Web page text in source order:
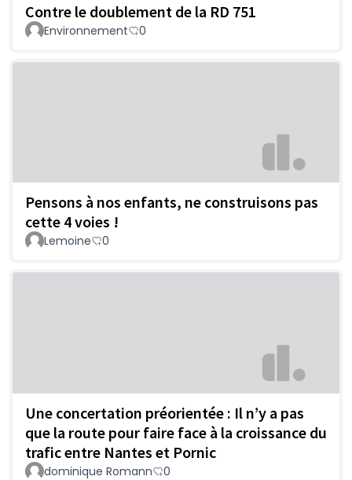
Contre le doublement de la RD 751
Environnement 0
Pensons à nos enfants, ne construisons pas
cette 4 voies !
Lemoine 0
Une concertation préorientée : Il n’y a pas
que la route pour faire face à la croissance du
trafic entre Nantes et Pornic
dominique Romann 0